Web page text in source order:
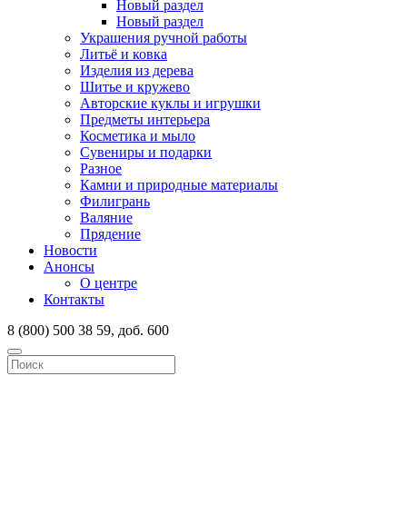
Новый раздел
Новый раздел
Украшения ручной работы
Литьё и ковка
Изделия из дерева
Шитье и кружево
Авторские куклы и игрушки
Предметы интерьера
Косметика и мыло
Сувениры и подарки
Разное
Камни и природные материалы
Филигрань
Валяние
Прядение
Новости
Анонсы
О центре
Контакты
8 (800) 500 38 59, доб. 600